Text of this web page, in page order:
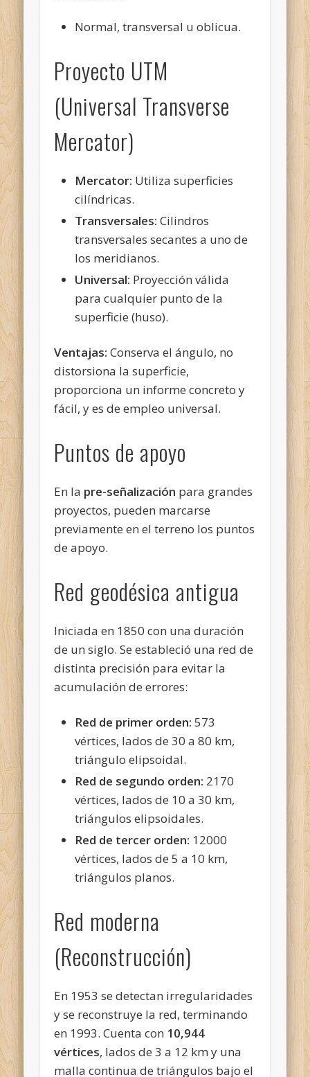
Normal, transversal u oblicua.
Proyecto UTM
(Universal Transverse
Mercator)
Mercator: Utiliza superficies
cilíndricas.
Transversales: Cilindros
transversales secantes a uno de
los meridianos.
Universal: Proyección válida
para cualquier punto de la
superficie (huso).
Ventajas: Conserva el ángulo, no
distorsiona la superficie,
proporciona un informe concreto y
fácil, y es de empleo universal.
Puntos de apoyo
En la pre-señalización para grandes
proyectos, pueden marcarse
previamente en el terreno los puntos
de apoyo.
Red geodésica antigua
Iniciada en 1850 con una duración
de un siglo. Se estableció una red de
distinta precisión para evitar la
acumulación de errores:
Red de primer orden: 573
vértices, lados de 30 a 80 km,
triángulo elipsoidal.
Red de segundo orden: 2170
vértices, lados de 10 a 30 km,
triángulos elipsoidales.
Red de tercer orden: 12000
vértices, lados de 5 a 10 km,
triángulos planos.
Red moderna
(Reconstrucción)
En 1953 se detectan irregularidades
y se reconstruye la red, terminando
en 1993. Cuenta con 10,944
vértices, lados de 3 a 12 km y una
malla continua de triángulos bajo el